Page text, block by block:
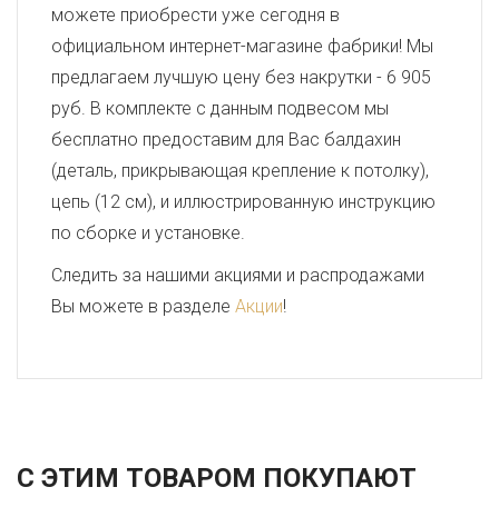
можете приобрести уже сегодня в
официальном интернет-магазине фабрики! Мы
предлагаем лучшую цену без накрутки - 6 905
руб. В комплекте с данным подвесом мы
бесплатно предоставим для Вас балдахин
(деталь, прикрывающая крепление к потолку),
цепь (12 см), и иллюстрированную инструкцию
по сборке и установке.
Следить за нашими акциями и распродажами
Вы можете в разделе Акции!
С ЭТИМ ТОВАРОМ ПОКУПАЮТ